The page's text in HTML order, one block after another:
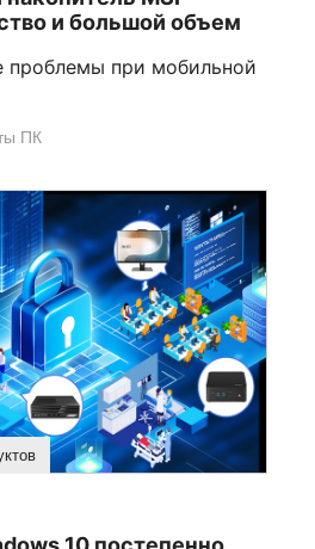
и большой объем
проблемы при мобильной
ПК